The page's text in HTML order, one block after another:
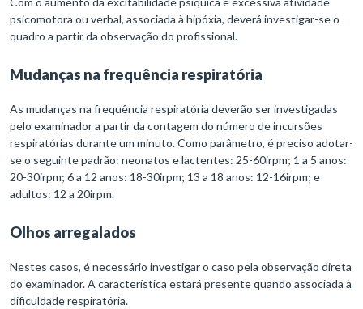
psicomotora ou verbal, associada à hipóxia, deverá investigar-se o
quadro a partir da observação do profissional.
Mudanças na frequência respiratória
As mudanças na frequência respiratória deverão ser investigadas
pelo examinador a partir da contagem do número de incursões
respiratórias durante um minuto. Como parâmetro, é preciso adotar-
se o seguinte padrão: neonatos e lactentes: 25-60irpm; 1 a 5 anos:
20-30irpm; 6 a 12 anos: 18-30irpm; 13 a 18 anos: 12-16irpm; e
adultos: 12 a 20irpm.
Olhos arregalados
Nestes casos, é necessário investigar o caso pela observação direta
do examinador. A característica estará presente quando associada à
dificuldade respiratória.